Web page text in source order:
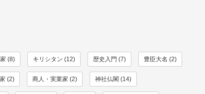
(8) キリシタン (12) 歴史入門 (7) 豊臣大名 (2)
(2) 商人・実業家 (2) 神社仏閣 (14)